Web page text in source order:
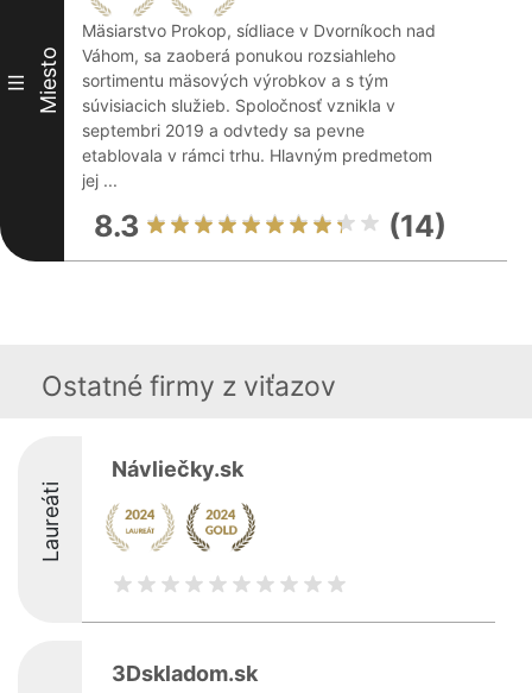
III Miesto
Mäsiarstvo Prokop, sídliace v Dvorníkoch nad
Váhom, sa zaoberá ponukou rozsiahleho
sortimentu mäsových výrobkov a s tým
súvisiacich služieb. Spoločnosť vznikla v
septembri 2019 a odvtedy sa pevne
etablovala v rámci trhu. Hlavným predmetom
jej ...
8.3 (14)
Ostatné firmy z viťazov
Laureáti
Návliečky.sk
3Dskladom.sk